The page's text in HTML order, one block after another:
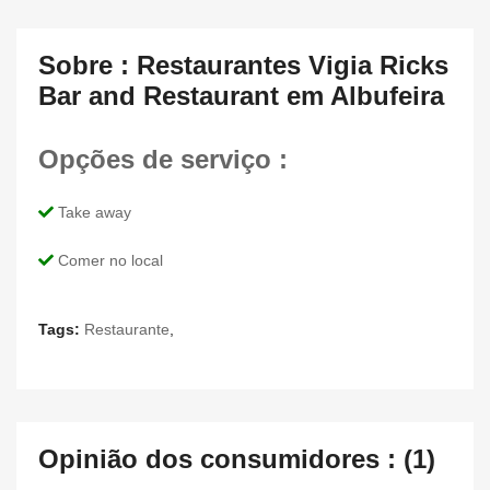
Sobre : Restaurantes Vigia Ricks
Bar and Restaurant em Albufeira
Opções de serviço :
Take away
Comer no local
Tags: Restaurante
Opinião dos consumidores : (1)